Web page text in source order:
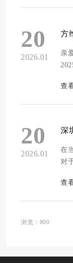
析
20
2026.01
方
亲爱的伙
反
忱
际
查
20
2026.01
在
对
司
查
浏览：800